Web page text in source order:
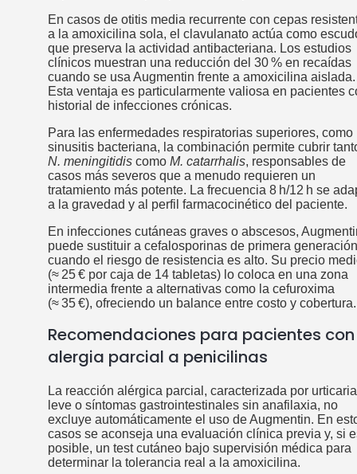
En casos de otitis media recurrente con cepas
a la amoxicilina sola, el clavulanato actúa como
que preserva la actividad antibacteriana. Los estudios
clínicos muestran una reducción del 30 % en recaídas
cuando se usa Augmentin frente a amoxicilina aislada.
Esta ventaja es particularmente valiosa en pacientes
historial de infecciones crónicas.
Para las enfermedades respiratorias superiores, como
sinusitis bacteriana, la combinación permite cubrir
N. meningitidis como M. catarrhalis, responsables de
casos más severos que a menudo requieren un
tratamiento más potente. La frecuencia 8 h/12 h se
a la gravedad y al perfil farmacocinético del paciente.
En infecciones cutáneas graves o abscesos,
puede sustituir a cefalosporinas de primera generación
cuando el riesgo de resistencia es alto. Su precio
(≈ 25 € por caja de 14 tabletas) lo coloca en una zona
intermedia frente a alternativas como la cefuroxima
(≈ 35 €), ofreciendo un balance entre costo y cobertura.
Recomendaciones para pacientes con
alergia parcial a penicilinas
La reacción alérgica parcial, caracterizada por urticaria
leve o síntomas gastrointestinales sin anafilaxia, no
excluye automáticamente el uso de Augmentin. En
casos se aconseja una evaluación clínica previa y, si
posible, un test cutáneo bajo supervisión médica para
determinar la tolerancia real a la amoxicilina.